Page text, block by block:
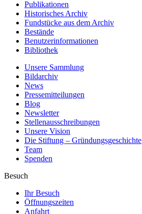
Publikationen
Historisches Archiv
Fundstücke aus dem Archiv
Bestände
Benutzerinformationen
Bibliothek
Unsere Sammlung
Bildarchiv
News
Pressemitteilungen
Blog
Newsletter
Stellenausschreibungen
Unsere Vision
Die Stiftung – Gründungsgeschichte
Team
Spenden
Besuch
Ihr Besuch
Öffnungszeiten
Anfahrt